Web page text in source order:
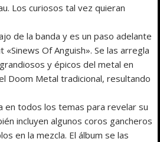
Los curiosos tal vez quieran
de la banda y es un paso adelante
Of Anguish». Se las arregla
y épicos del metal en
Doom Metal tradicional, resultando
en todos los temas para revelar su
incluyen algunos coros gancheros
en la mezcla. El álbum se las